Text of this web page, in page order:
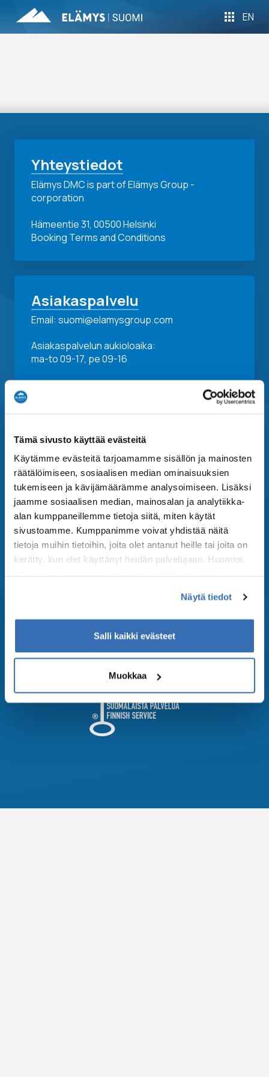
Tämä sivusto käyttää evästeitä
Käytämme evästeitä tarjoamamme sisällön ja mainosten
räätälöimiseen, sosiaalisen median ominaisuuksien
tukemiseen ja kävijämäärämme analysoimiseen. Lisäksi
jaamme sosiaalisen median, mainosalan ja analytiikka-
alan kumppaneillemme tietoja siitä, miten käytät
sivustoamme. Kumppanimme voivat yhdistää näitä
tietoja muihin tietoihin, joita olet antanut heille tai joita on
kerätty, kun olet käyttänyt heidän palvelujaan. Huomioi,
Näytä tiedot
Salli kaikki evästeet
Muokkaa
EN
Yhteystiedot
Elämys DMC is part of Elämys Group -
corporation
Hämeentie 31, 00500 Helsinki
Booking Terms and Conditions
Asiakaspalvelu
Email: suomi@elamysgroup.com
Asiakaspalvelun aukioloaika:
ma-to 09-17, pe 09-16
Elämys Group
Elämys DMC
Elämys Sport
Elämys Cruises
Elämys Live
Menestys Travel
OK-Matkat